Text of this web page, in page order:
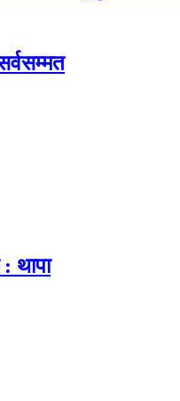
थापा